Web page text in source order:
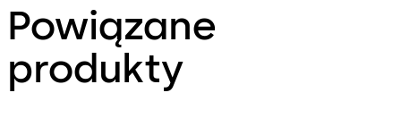
Powiązane
produkty